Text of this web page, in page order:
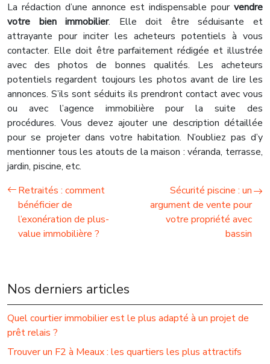
La rédaction d’une annonce est indispensable pour vendre
votre bien immobilier. Elle doit être séduisante et
attrayante pour inciter les acheteurs potentiels à vous
contacter. Elle doit être parfaitement rédigée et illustrée
avec des photos de bonnes qualités. Les acheteurs
potentiels regardent toujours les photos avant de lire les
annonces. S’ils sont séduits ils prendront contact avec vous
ou avec l’agence immobilière pour la suite des
procédures. Vous devez ajouter une description détaillée
pour se projeter dans votre habitation. N’oubliez pas d’y
mentionner tous les atouts de la maison : véranda, terrasse,
jardin, piscine, etc.
Retraités : comment
bénéficier de
l’exonération de plus-
value immobilière ?
Sécurité piscine : un
argument de vente pour
votre propriété avec
bassin
Nos derniers articles
Quel courtier immobilier est le plus adapté à un projet de
prêt relais ?
Trouver un F2 à Meaux : les quartiers les plus attractifs